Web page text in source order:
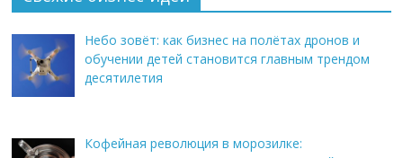
Небо зовёт: как бизнес на полётах дронов и
обучении детей становится главным трендом
десятилетия
Кофейная революция в морозилке: